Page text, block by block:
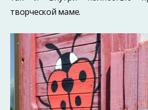
творческой маме.